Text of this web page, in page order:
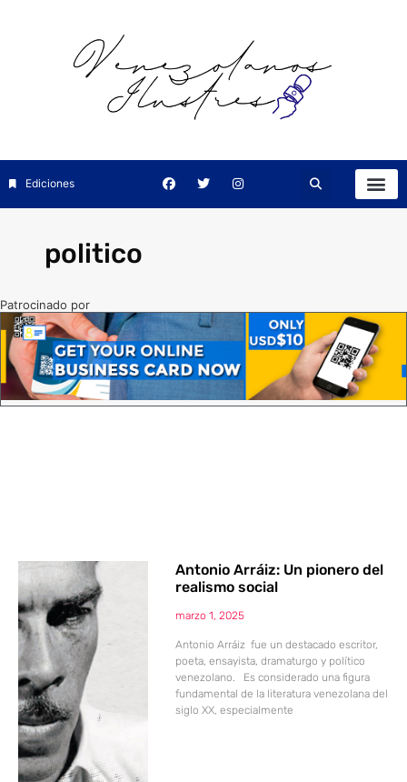
Ediciones
politico
Patrocinado por
Antonio Arráiz: Un pionero del
realismo social
marzo 1, 2025
Antonio Arráiz fue un destacado escritor,
poeta, ensayista, dramaturgo y político
venezolano. Es considerado una figura
fundamental de la literatura venezolana del
siglo XX, especialmente